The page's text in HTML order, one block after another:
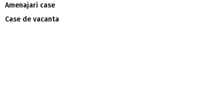
Amenajari case
Case de vacanta